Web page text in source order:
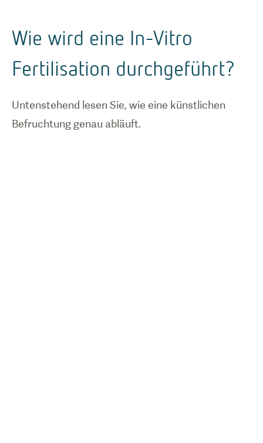
Reagenzglas
Wie wird eine In-Vitro
Fertilisation durchgeführt?
Untenstehend lesen Sie, wie eine künstlichen
Befruchtung genau abläuft.